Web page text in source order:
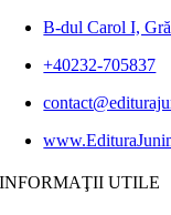
B-dul Carol I,
+40232-705837
INFORMAŢII UTILE